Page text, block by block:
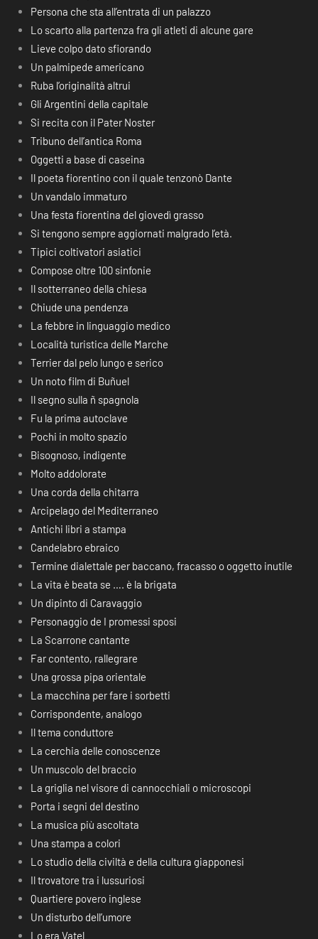
Persona che sta all’entrata di un palazzo
Lo scarto alla partenza fra gli atleti di alcune gare
Lieve colpo dato sfiorando
Un palmipede americano
Ruba l’originalità altrui
Gli Argentini della capitale
Si recita con il Pater Noster
Tribuno dell’antica Roma
Oggetti a base di caseina
Il poeta fiorentino con il quale tenzonò Dante
Un vandalo immaturo
Una festa fiorentina del giovedì grasso
Si tengono sempre aggiornati malgrado l’età.
Tipici coltivatori asiatici
Compose oltre 100 sinfonie
Il sotterraneo della chiesa
Chiude una pendenza
La febbre in linguaggio medico
Località turistica delle Marche
Terrier dal pelo lungo e serico
Un noto film di Buñuel
Il segno sulla ñ spagnola
Fu la prima autoclave
Pochi in molto spazio
Bisognoso, indigente
Molto addolorate
Una corda della chitarra
Arcipelago del Mediterraneo
Antichi libri a stampa
Candelabro ebraico
Termine dialettale per baccano, fracasso o oggetto inutile
La vita è beata se …. è la brigata
Un dipinto di Caravaggio
Personaggio de I promessi sposi
La Scarrone cantante
Far contento, rallegrare
Una grossa pipa orientale
La macchina per fare i sorbetti
Corrispondente, analogo
Il tema conduttore
La cerchia delle conoscenze
Un muscolo del braccio
La griglia nel visore di cannocchiali o microscopi
Porta i segni del destino
La musica più ascoltata
Una stampa a colori
Lo studio della civiltà e della cultura giapponesi
Il trovatore tra i lussuriosi
Quartiere povero inglese
Un disturbo dell’umore
Lo era Vatel